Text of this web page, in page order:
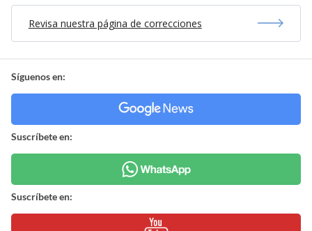
Revisa nuestra página de correcciones
Síguenos en:
Suscríbete en:
Suscríbete en: